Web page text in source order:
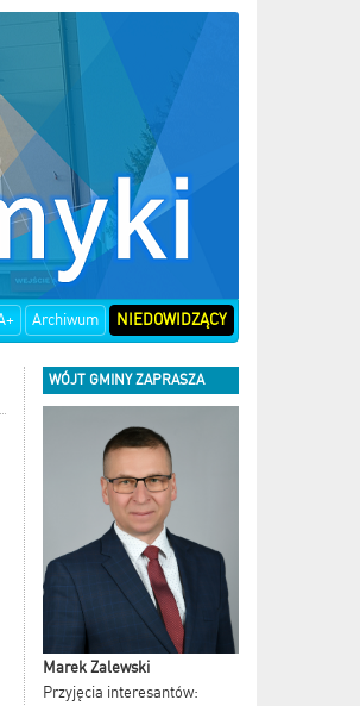
Archiwum NIEDOWIDZĄCY
WÓJT GMINY ZAPRASZA
Marek Zalewski
Przyjęcia interesantów: